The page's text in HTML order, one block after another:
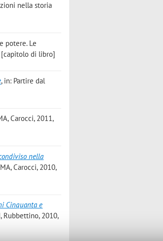
nella storia
potere. Le
[capitolo di libro]
, in: Partire dal
Carocci, 2011,
nella
Carocci, 2010,
Cinquanta e
Rubbettino, 2010,